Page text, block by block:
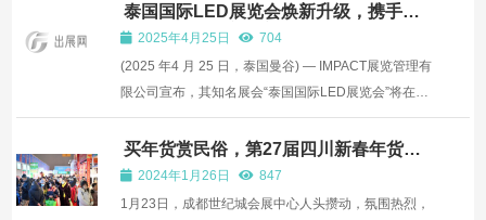
泰国国际LED展览会焕新升级，携手智
能生活展共拓东盟市场
2025年4月25日
704
(2025 年4 月 25 日，泰国曼谷) — IMPACT展览管理有
限公司宣布，其知名展会“泰国国际LED展览会”将在迎
来十周年之际正式完成品牌焕新与形式升级。展会将于
2025年9月17日至19日，在泰国曼谷IMPACT展览会议
中心举办。此次品牌焕新升级旨在契合照明行业的持续
发展趋势，...
买年货赏民俗，第27届四川新春年货购
物节开幕
2024年1月26日
847
1月23日，成都世纪城会展中心人头攒动，氛围热烈，